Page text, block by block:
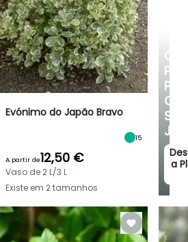
PARA
O
SEU
a
Evónimo do Japão Bravo
15
A partir de12,50 €
Vaso de 2 L/3 L
Existe em 2 tamanhos